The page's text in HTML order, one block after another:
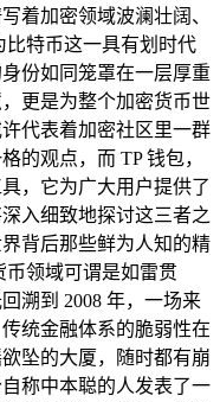
着加密领域波澜壮阔、
特币这一具有划时代
份如同笼罩在一层厚重
更是为整个加密货币世
代表着加密社区里一群
的观点，而 TP 钱包，
，它为广大用户提供了
入细致地探讨这三者之
背后那些鲜为人知的精
领域可谓是如雷贯
溯到 2008 年，一场来
统金融体系的脆弱性在
坠的大厦，随时都有崩
称中本聪的人发表了一